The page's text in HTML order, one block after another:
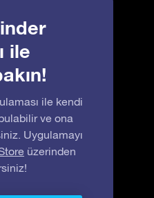
ile
ile kendi
bulabilir ve ona
Uygulamayı
üzerinden